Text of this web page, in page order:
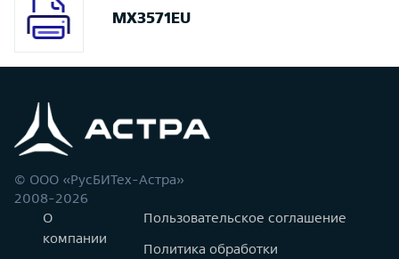
MX3571EU
© ООО «РусБИТех-Астра»
2008-2026
О
компании
Пользовательское соглашение
Политика обработки